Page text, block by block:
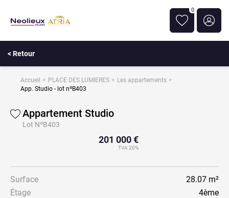
0
< Retour
Accueil PLACE DES LUMIERES
Les appartements
App. Studio - lot nºB403
Appartement Studio
Lot NºB403
201 000 €
TVA 20%
Surface
28.07 m²
Étage
4ème